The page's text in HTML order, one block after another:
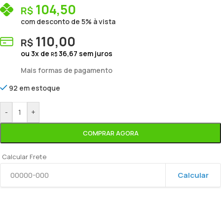
R$ 104,50
com desconto de 5% à vista
R$ 110,00
ou 3x de R$ 36,67 sem juros
Mais formas de pagamento
92 em estoque
- +
COMPRAR AGORA
Calcular Frete
Calcular